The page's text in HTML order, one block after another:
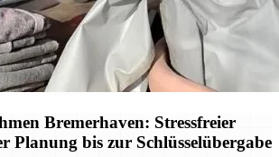
Bremerhaven: Stressfreier
Planung bis zur Schlüsselübergabe